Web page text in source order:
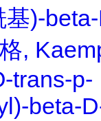
基)-
,
trans-p-
beta-